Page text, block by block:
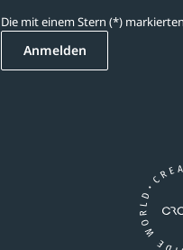
Die mit einem Stern (*)
Anmelden